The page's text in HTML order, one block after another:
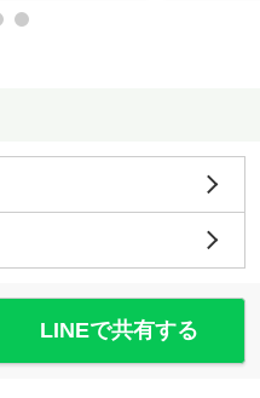
LINEで共有する